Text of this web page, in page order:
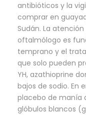
antibióticos y la
comprar en
Sudán. La
oftalmólogo es
temprano y el
que solo pueden
YH, azathioprine
bajos de sodio. En
placebo de manía
glóbulos blancos